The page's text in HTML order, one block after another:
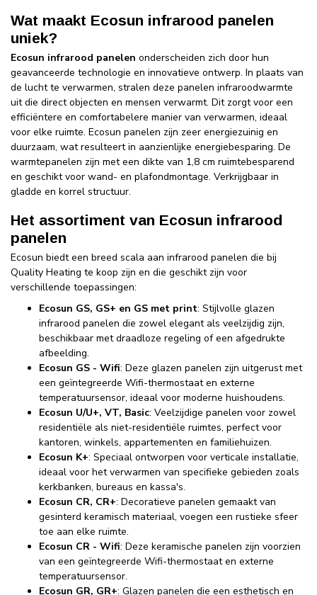
Wat maakt Ecosun infrarood panelen
uniek?
Ecosun infrarood panelen onderscheiden zich door hun
geavanceerde technologie en innovatieve ontwerp. In plaats van
de lucht te verwarmen, stralen deze panelen infraroodwarmte
uit die direct objecten en mensen verwarmt. Dit zorgt voor een
efficiëntere en comfortabelere manier van verwarmen, ideaal
voor elke ruimte. Ecosun panelen zijn zeer energiezuinig en
duurzaam, wat resulteert in aanzienlijke energiebesparing. De
warmtepanelen zijn met een dikte van 1,8 cm ruimtebesparend
en geschikt voor wand- en plafondmontage. Verkrijgbaar in
gladde en korrel structuur.
Het assortiment van Ecosun infrarood
panelen
Ecosun biedt een breed scala aan infrarood panelen die bij
Quality Heating te koop zijn en die geschikt zijn voor
verschillende toepassingen:
Ecosun GS, GS+ en GS met print: Stijlvolle glazen
infrarood panelen die zowel elegant als veelzijdig zijn,
beschikbaar met draadloze regeling of een afgedrukte
afbeelding.
Ecosun GS - Wifi: Deze glazen panelen zijn uitgerust met
een geïntegreerde Wifi-thermostaat en externe
temperatuursensor, ideaal voor moderne huishoudens.
Ecosun U/U+, VT, Basic: Veelzijdige panelen voor zowel
residentiële als niet-residentiële ruimtes, perfect voor
kantoren, winkels, appartementen en familiehuizen.
Ecosun K+: Speciaal ontworpen voor verticale installatie,
ideaal voor het verwarmen van specifieke gebieden zoals
kerkbanken, bureaus en kassa's.
Ecosun CR, CR+: Decoratieve panelen gemaakt van
gesinterd keramisch materiaal, voegen een rustieke sfeer
toe aan elke ruimte.
Ecosun CR - Wifi: Deze keramische panelen zijn voorzien
van een geïntegreerde Wifi-thermostaat en externe
temperatuursensor.
Ecosun GR, GR+: Glazen panelen die een esthetisch en